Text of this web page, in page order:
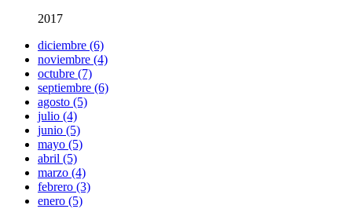
2017
diciembre (6)
noviembre (4)
octubre (7)
septiembre (6)
agosto (5)
julio (4)
junio (5)
mayo (5)
abril (5)
marzo (4)
febrero (3)
enero (5)